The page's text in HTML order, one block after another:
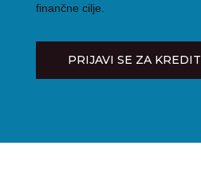
finančne cilje.
PRIJAVI SE ZA KREDIT